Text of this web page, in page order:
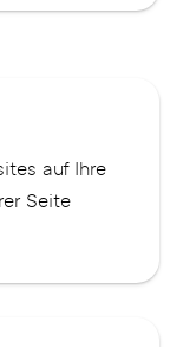
auf Ihre
Seite